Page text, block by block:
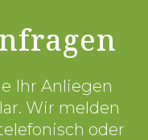
Ihr Anliegen
Wir melden
oder